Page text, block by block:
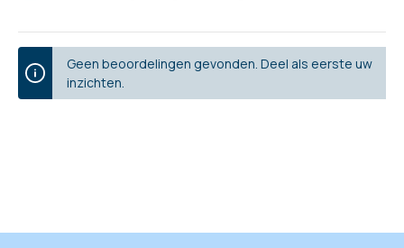
Geen beoordelingen gevonden. Deel als eerste uw
inzichten.